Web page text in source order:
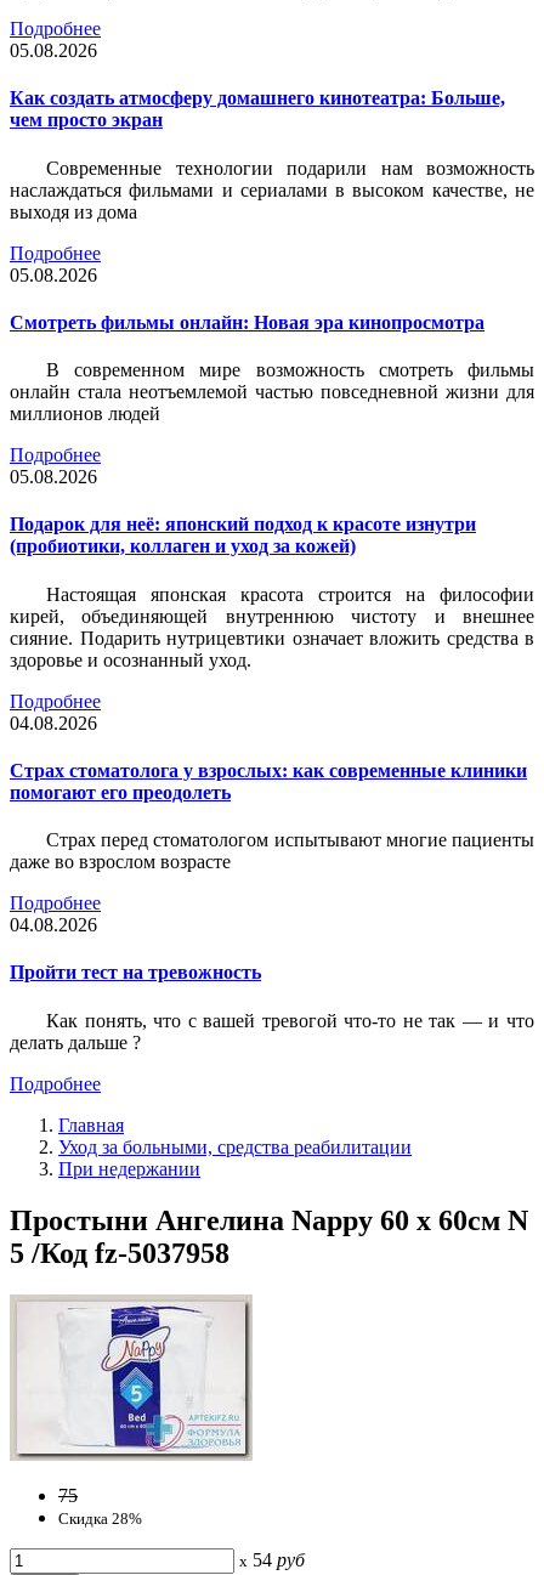
Подробнее
05.08.2026
Как создать атмосферу домашнего кинотеатра: Больше,
чем просто экран
Современные технологии подарили нам возможность
наслаждаться фильмами и сериалами в высоком качестве, не
выходя из дома
Подробнее
05.08.2026
Смотреть фильмы онлайн: Новая эра кинопросмотра
В современном мире возможность смотреть фильмы
онлайн стала неотъемлемой частью повседневной жизни для
миллионов людей
Подробнее
05.08.2026
Подарок для неё: японский подход к красоте изнутри
(пробиотики, коллаген и уход за кожей)
Настоящая японская красота строится на философии
кирей, объединяющей внутреннюю чистоту и внешнее
сияние. Подарить нутрицевтики означает вложить средства в
здоровье и осознанный уход.
Подробнее
04.08.2026
Страх стоматолога у взрослых: как современные клиники
помогают его преодолеть
Страх перед стоматологом испытывают многие пациенты
даже во взрослом возрасте
Подробнее
04.08.2026
Пройти тест на тревожность
Как понять, что с вашей тревогой что-то не так — и что
делать дальше ?
Подробнее
Главная
Уход за больными, средства реабилитации
При недержании
Простыни Ангелина Nappy 60 x 60см N
5 /Код fz-5037958
75
Скидка 28%
x 54 руб